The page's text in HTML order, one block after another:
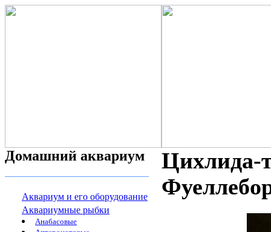
Домашний аквариум
Аквариум и его оборудование
Аквариумные рыбки
Анабасовые
Цихлида-